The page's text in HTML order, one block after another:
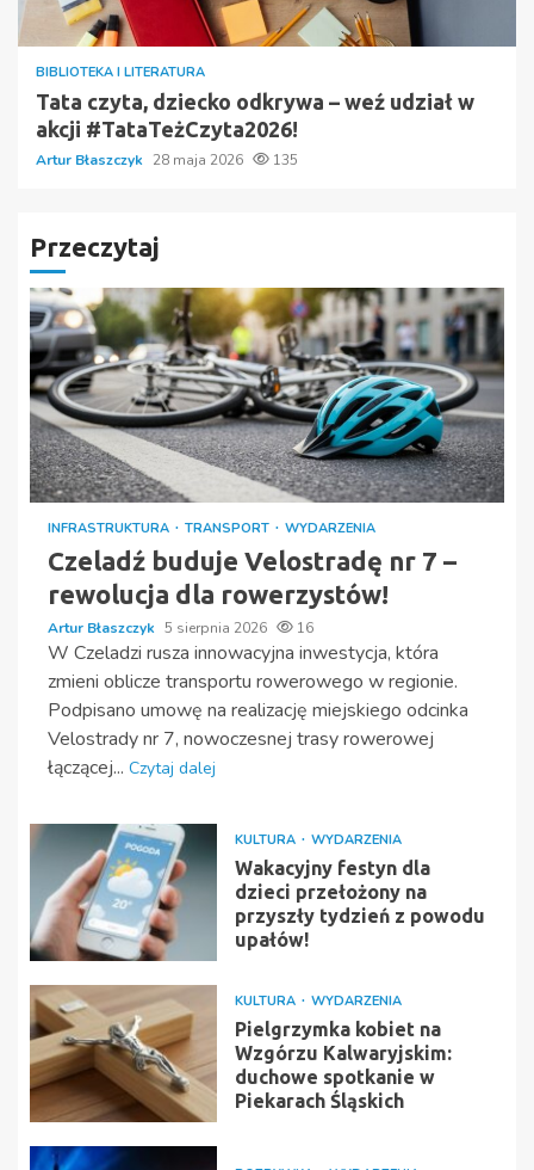
BIBLIOTEKA I LITERATURA
Tata czyta, dziecko odkrywa – weź udział w
akcji #TataTeżCzyta2026!
Artur Błaszczyk 28 maja 2026 135
Przeczytaj
INFRASTRUKTURA TRANSPORT WYDARZENIA
Czeladź buduje Velostradę nr 7 –
rewolucja dla rowerzystów!
Artur Błaszczyk 5 sierpnia 2026 16
W Czeladzi rusza innowacyjna inwestycja, która
zmieni oblicze transportu rowerowego w regionie.
Podpisano umowę na realizację miejskiego odcinka
Velostrady nr 7, nowoczesnej trasy rowerowej
łączącej... Czytaj dalej
KULTURA WYDARZENIA
Wakacyjny festyn dla
dzieci przełożony na
przyszły tydzień z powodu
upałów!
KULTURA WYDARZENIA
Pielgrzymka kobiet na
Wzgórzu Kalwaryjskim:
duchowe spotkanie w
Piekarach Śląskich